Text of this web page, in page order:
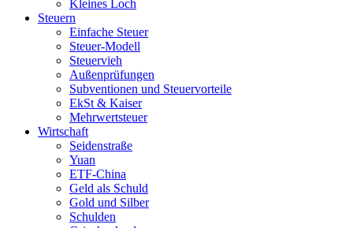
Kleines Loch
Steuern
Einfache Steuer
Steuer-Modell
Steuervieh
Außenprüfungen
Subventionen und Steuervorteile
EkSt & Kaiser
Mehrwertsteuer
Wirtschaft
Seidenstraße
Yuan
ETF-China
Geld als Schuld
Gold und Silber
Schulden